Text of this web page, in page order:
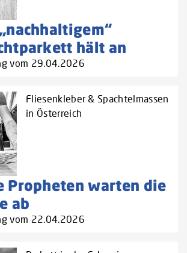
hält an
vom 29.04.2026
Fliesenkleber & Spachtelmassen
in Österreich
Propheten warten die
ab
vom 22.04.2026